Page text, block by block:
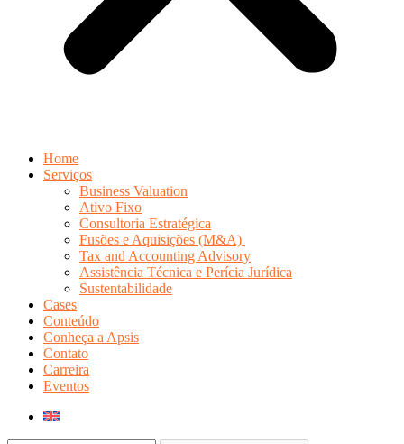
Home
Serviços
Business Valuation
Ativo Fixo
Consultoria Estratégica
Fusões e Aquisições (M&A)
Tax and Accounting Advisory
Assistência Técnica e Perícia Jurídica
Sustentabilidade
Cases
Conteúdo
Conheça a Apsis
Contato
Carreira
Eventos